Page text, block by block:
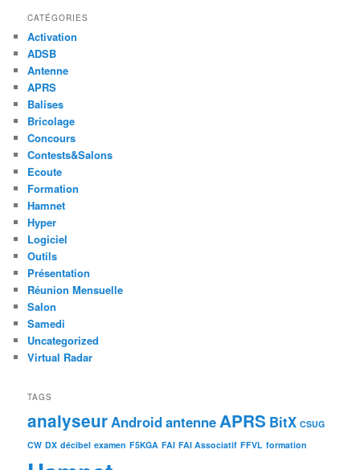
CATÉGORIES
Activation
ADSB
Antenne
APRS
Balises
Bricolage
Concours
Contests&Salons
Ecoute
Formation
Hamnet
Hyper
Logiciel
Outils
Présentation
Réunion Mensuelle
Salon
Samedi
Uncategorized
Virtual Radar
TAGS
analyseurAndroidantenneAPRS BitX CSUG
CW DX décibel examen F5KGA FAI FAI Associatif FFVL formation